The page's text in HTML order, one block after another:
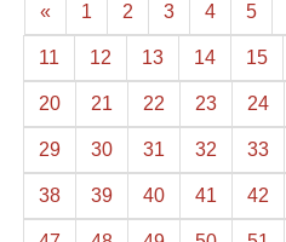
« 1 2 3 4 5
11 12 13 14 15
20 21 22 23 24
29 30 31 32 33
38 39 40 41 42